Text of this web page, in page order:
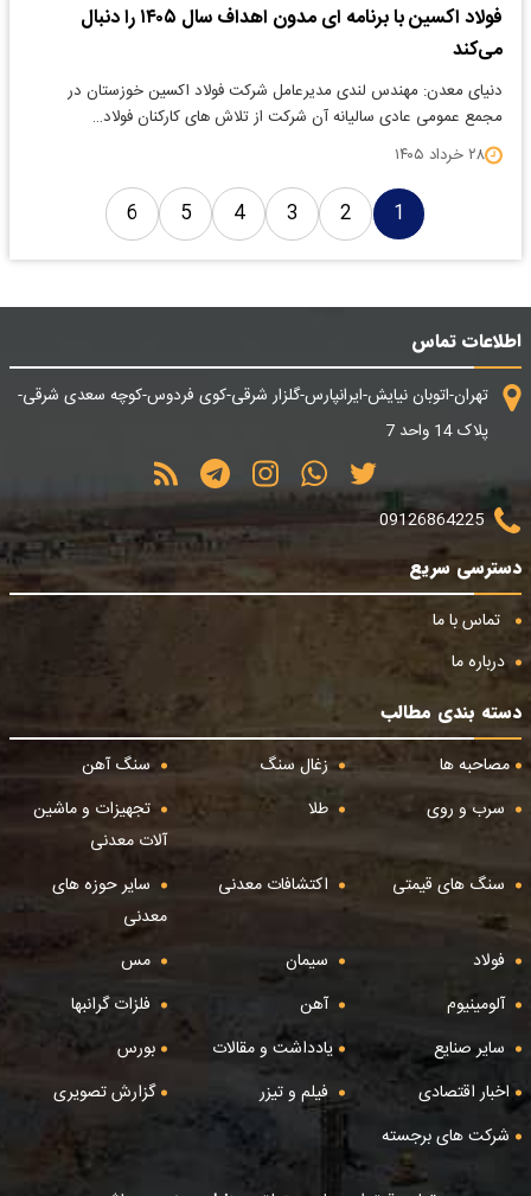
فولاد اکسین با برنامه‌ ای مدون اهداف سال ۱۴۰۵ را دنبال
می‌کند
دنیای معدن: مهندس لندی مدیرعامل شرکت فولاد اکسین خوزستان در
مجمع عمومی عادی سالیانه آن شرکت از تلاش های کارکنان فولاد…
۲۸ خرداد ۱۴۰۵
1
2
3
4
5
6
اطلاعات تماس
تهران-اتوبان نیایش-ایرانپارس-گلزار شرقی-کوی فردوس-کوچه سعدی شرقی-
پلاک 14 واحد 7
09126864225
دسترسی سریع
تماس با ما
درباره ما
دسته بندی مطالب
مصاحبه ها
زغال سنگ
سنگ آهن
سرب و روی
طلا
تجهیزات و ماشین
آلات معدنی
سنگ های قیمتی
اکتشافات معدنی
سایر حوزه های
معدنی
فولاد
سیمان
مس
آلومینیوم
آهن
فلزات گرانبها
سایر صنایع
یادداشت و مقالات
بورس
اخبار اقتصادی
فیلم و تیزر
گزارش تصویری
شرکت های برجسته